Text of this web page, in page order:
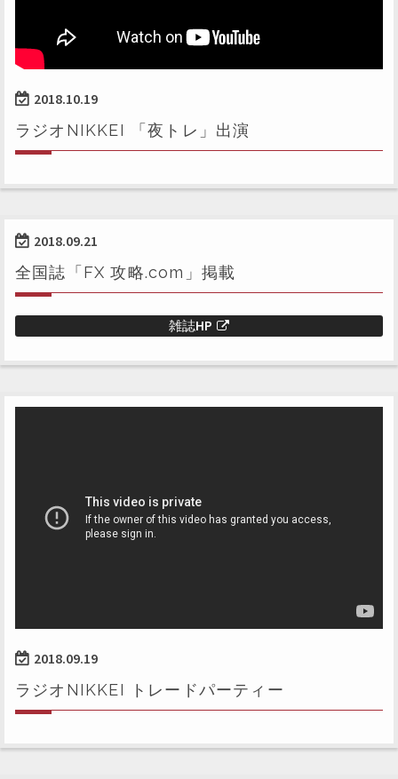
2018.10.19
ラジオNIKKEI 「夜トレ」出演
2018.09.21
全国誌「FX 攻略.com」掲載
雑誌HP
2018.09.19
ラジオNIKKEI トレードパーティー